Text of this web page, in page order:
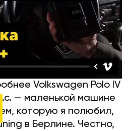
Volkswagen Polo IV
— маленькой машине
которую я полюбил,
в Берлине. Честно,